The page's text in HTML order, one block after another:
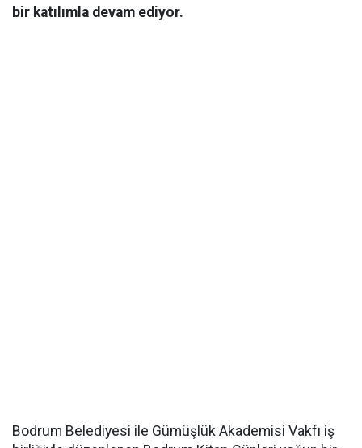
bir katılımla devam ediyor.
Bodrum Belediyesi ile Gümüşlük Akademisi Vakfı iş